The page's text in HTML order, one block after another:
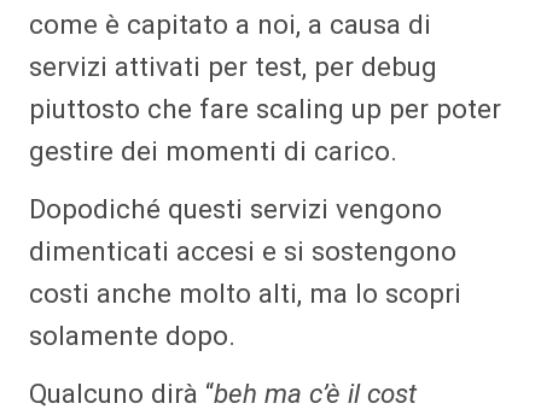
come è capitato a noi, a causa di
servizi attivati per test, per debug
piuttosto che fare scaling up per poter
gestire dei momenti di carico.
Dopodiché questi servizi vengono
dimenticati accesi e si sostengono
costi anche molto alti, ma lo scopri
solamente dopo.
Qualcuno dirà “beh ma c’è il cost